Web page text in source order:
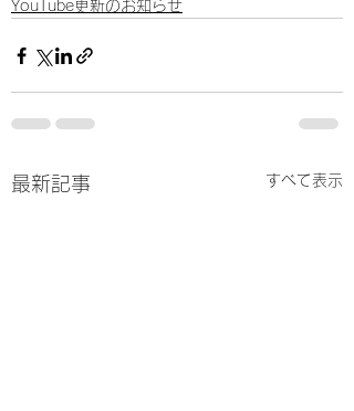
YouTube更新のお知らせ
最新記事 すべて表示